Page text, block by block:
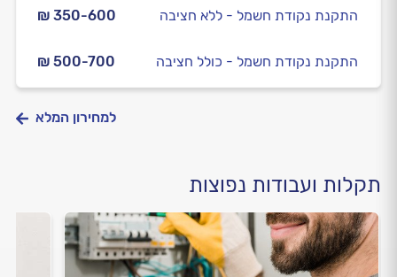
₪ 350-600 התקנת נקודת חשמל - ללא חציבה
₪ 500-700 התקנת נקודת חשמל - כולל חציבה
למחירון המלא
תקלות ועבודות נפוצות